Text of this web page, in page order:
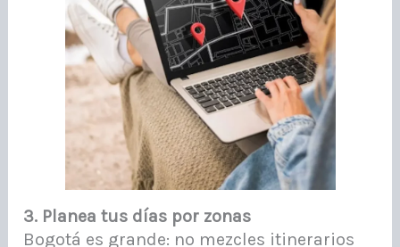
3. Planea tus días por zonas
Bogotá es grande: no mezcles itinerarios